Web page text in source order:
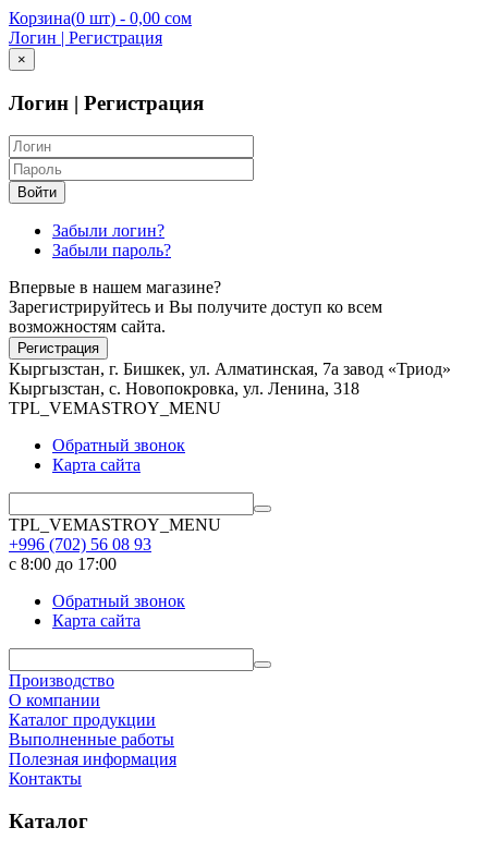
Корзина(0 шт) - 0,00 сом
Логин | Регистрация
×
Логин | Регистрация
Войти
Забыли логин?
Забыли пароль?
Впервые в нашем магазине?
Зарегистрируйтесь и Вы получите доступ ко всем
возможностям сайта.
Регистрация
Кыргызстан, г. Бишкек, ул. Алматинская, 7а завод «Триод»
Кыргызстан, с. Новопокровка, ул. Ленина, 318
TPL_VEMASTROY_MENU
Обратный звонок
Карта сайта
TPL_VEMASTROY_MENU
+996 (702) 56 08 93
с 8:00 до 17:00
Обратный звонок
Карта сайта
Производство
О компании
Каталог продукции
Выполненные работы
Полезная информация
Контакты
Каталог